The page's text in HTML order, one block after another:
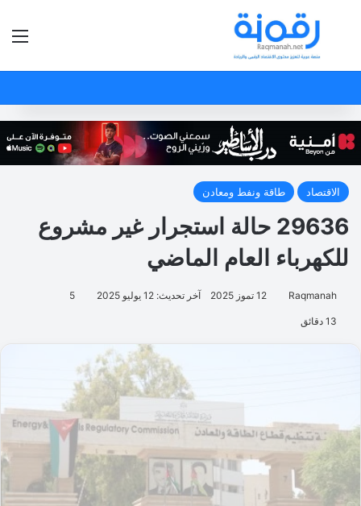
بحث عن
الاقتصاد طاقة ونفط ومعادن
29636 حالة استجرار غير مشروع
للكهرباء العام الماضي
Raqmanah 12 تموز 2025 آخر تحديث: 12 يوليو 2025 5